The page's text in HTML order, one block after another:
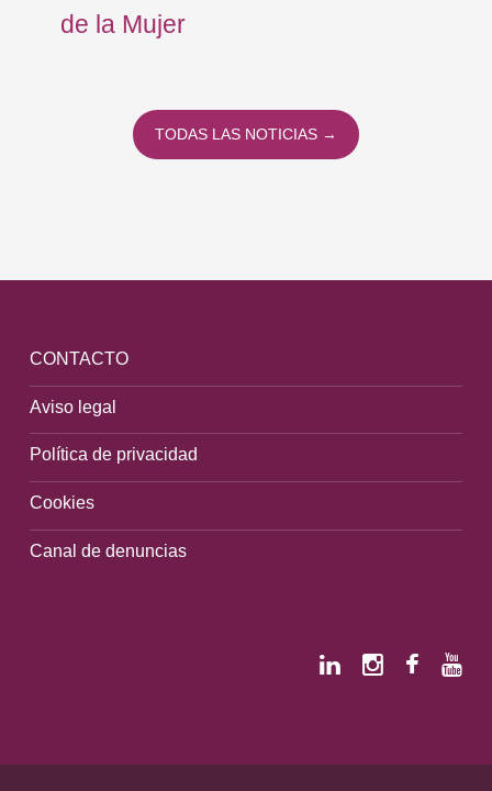
de la Mujer
TODAS LAS NOTICIAS →
CONTACTO
Aviso legal
Política de privacidad
Cookies
Canal de denuncias